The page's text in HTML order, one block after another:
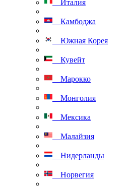
Италия
Камбоджа
Южная Корея
Кувейт
Марокко
Монголия
Мексика
Малайзия
Нидерланды
Норвегия